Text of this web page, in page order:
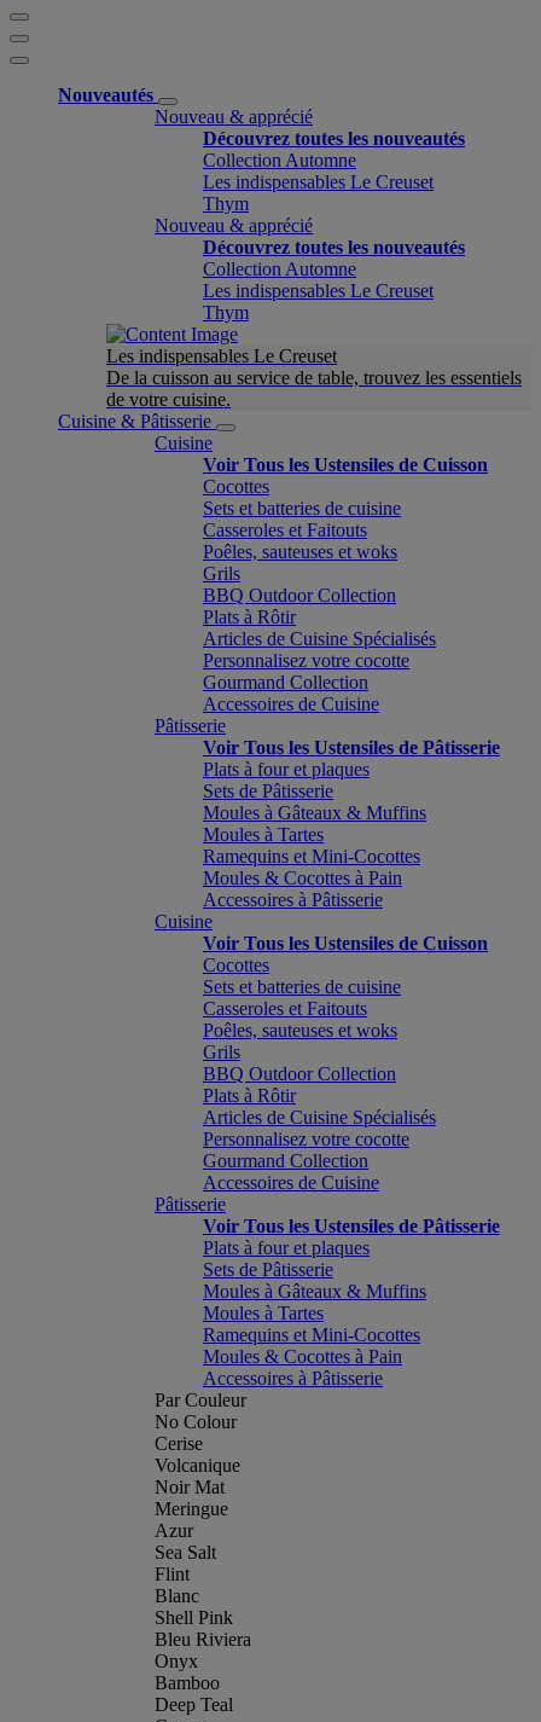
Nouveautés
Nouveau & apprécié
Découvrez toutes les nouveautés
Collection Automne
Les indispensables Le Creuset
Thym
Nouveau & apprécié
Découvrez toutes les nouveautés
Collection Automne
Les indispensables Le Creuset
Thym
Les indispensables Le Creuset
De la cuisson au service de table, trouvez les essentiels
de votre cuisine.
Cuisine & Pâtisserie
Cuisine
Voir Tous les Ustensiles de Cuisson
Cocottes
Sets et batteries de cuisine
Casseroles et Faitouts
Poêles, sauteuses et woks
Grils
BBQ Outdoor Collection
Plats à Rôtir
Articles de Cuisine Spécialisés
Personnalisez votre cocotte
Gourmand Collection
Accessoires de Cuisine
Pâtisserie
Voir Tous les Ustensiles de Pâtisserie
Plats à four et plaques
Sets de Pâtisserie
Moules à Gâteaux & Muffins
Moules à Tartes
Ramequins et Mini-Cocottes
Moules & Cocottes à Pain
Accessoires à Pâtisserie
Cuisine
Voir Tous les Ustensiles de Cuisson
Cocottes
Sets et batteries de cuisine
Casseroles et Faitouts
Poêles, sauteuses et woks
Grils
BBQ Outdoor Collection
Plats à Rôtir
Articles de Cuisine Spécialisés
Personnalisez votre cocotte
Gourmand Collection
Accessoires de Cuisine
Pâtisserie
Voir Tous les Ustensiles de Pâtisserie
Plats à four et plaques
Sets de Pâtisserie
Moules à Gâteaux & Muffins
Moules à Tartes
Ramequins et Mini-Cocottes
Moules & Cocottes à Pain
Accessoires à Pâtisserie
Par Couleur
No Colour
Cerise
Volcanique
Noir Mat
Meringue
Azur
Sea Salt
Flint
Blanc
Shell Pink
Bleu Riviera
Onyx
Bamboo
Deep Teal